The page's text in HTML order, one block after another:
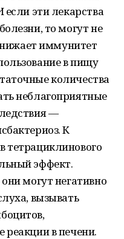
эти лекарства
то могут не
иммунитет
в пищу
количества
неблагоприятные
—
К
тетрациклинового
эффект.
могут негативно
вызывать
реакции в печени.